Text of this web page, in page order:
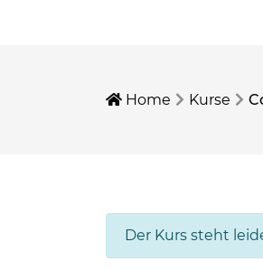
Home Kurse
Der Kurs steht